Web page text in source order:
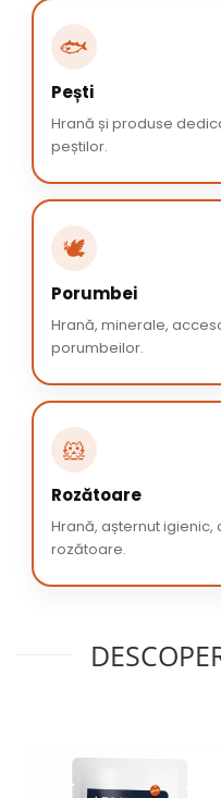
🐟
Pești
Hrană și produse
peștilor.
🕊️
Porumbei
Hrană, minerale,
porumbeilor.
🐹
Rozătoare
Hrană, așternut igienic,
rozătoare.